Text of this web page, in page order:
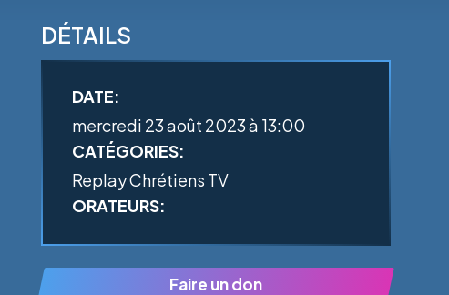
DÉTAILS
DATE:
mercredi 23 août 2023 à 13:00
CATÉGORIES:
Replay Chrétiens TV
ORATEURS:
Faire un don